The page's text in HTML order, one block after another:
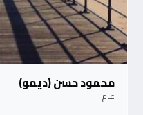
محمود حسن (ديمو)
عام